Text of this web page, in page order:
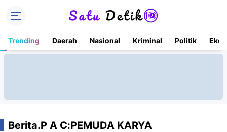
Trending Daerah Nasional Kriminal Politik
Berita.P A C:PEMUDA KARYA